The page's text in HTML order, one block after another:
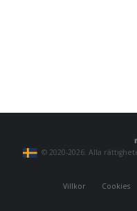
© 2020-2026. Alla
Villkor Cookies